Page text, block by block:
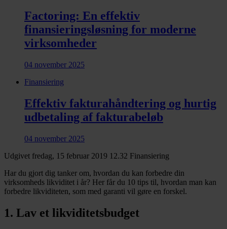
Factoring: En effektiv
finansieringsløsning for moderne
virksomheder
04 november 2025
Finansiering
Effektiv fakturahåndtering og hurtig
udbetaling af fakturabeløb
04 november 2025
Udgivet fredag, 15 februar 2019 12.32 Finansiering
Har du gjort dig tanker om, hvordan du kan forbedre din
virksomheds likviditet i år? Her får du 10 tips til, hvordan man kan
forbedre likviditeten, som med garanti vil gøre en forskel.
1. Lav et likviditetsbudget